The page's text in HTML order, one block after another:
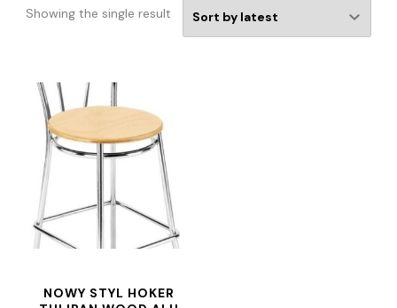
Showing the single result
NOWY STYL HOKER